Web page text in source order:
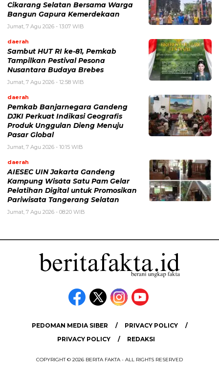
Cikarang Selatan Bersama Warga
Bangun Gapura Kemerdekaan
Jumat, 7 Agu 2026 - 13:07 WIB
daerah
Sambut HUT RI ke-81, Pemkab
Tampilkan Pestival Pesona
Nusantara Budaya Brebes
Jumat, 7 Agu 2026 - 12:58 WIB
daerah
Pemkab Banjarnegara Gandeng
DJKI Perkuat Indikasi Geografis
Produk Unggulan Dieng Menuju
Pasar Global
Jumat, 7 Agu 2026 - 10:15 WIB
daerah
AIESEC UIN Jakarta Gandeng
Kampung Wisata Satu Pam Gelar
Pelatihan Digital untuk Promosikan
Pariwisata Tangerang Selatan
Jumat, 7 Agu 2026 - 08:20 WIB
PEDOMAN MEDIA SIBER
PRIVACY POLICY
PRIVACY POLICY
REDAKSI
COPYRIGHT © 2026 BERITA FAKTA - ALL RIGHTS RESERVED